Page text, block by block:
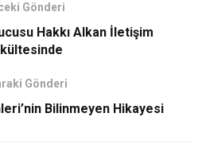
Gönderi
Hakkı Alkan İletişim
Gönderi
Bilinmeyen Hikayesi